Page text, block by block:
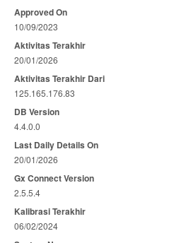
Approved On
10/09/2023
Aktivitas Terakhir
20/01/2026
Aktivitas Terakhir Dari
125.165.176.83
DB Version
4.4.0.0
Last Daily Details On
20/01/2026
Gx Connect Version
2.5.5.4
Kalibrasi Terakhir
06/02/2024